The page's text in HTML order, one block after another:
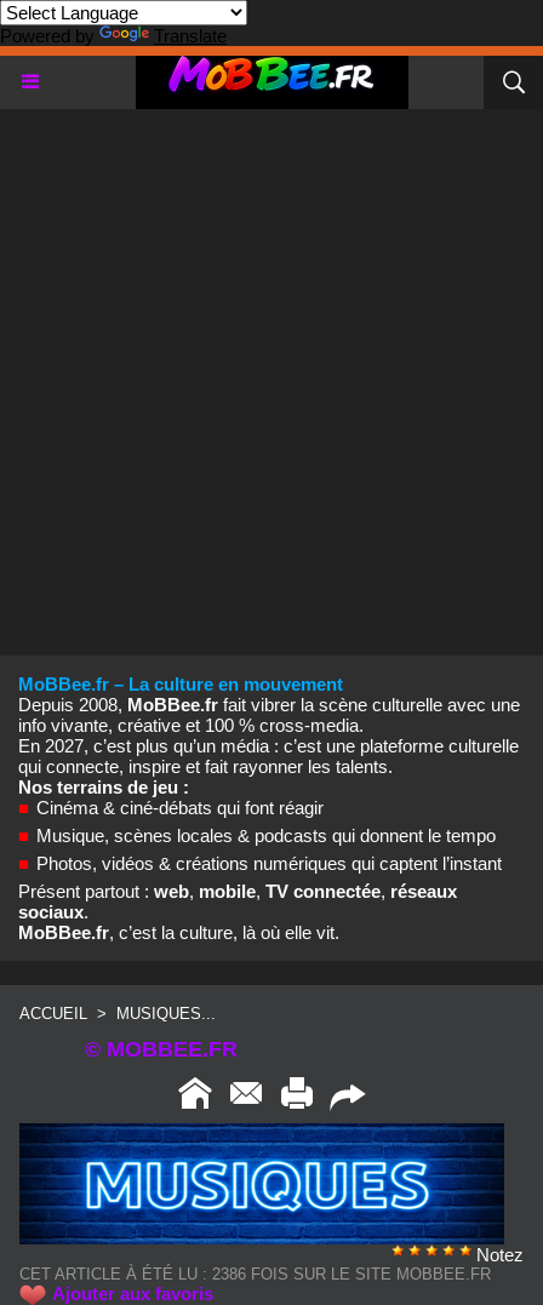
Powered by Translate
MoBBee.fr – La culture en mouvement
Depuis 2008, MoBBee.fr fait vibrer la scène culturelle avec une
info vivante, créative et 100 % cross‑media.
En 2027, c’est plus qu’un média : c’est une plateforme culturelle
qui connecte, inspire et fait rayonner les talents.
Nos terrains de jeu :
■ Cinéma & ciné‑débats qui font réagir
■ Musique, scènes locales & podcasts qui donnent le tempo
■ Photos, vidéos & créations numériques qui captent l’instant
Présent partout : web, mobile, TV connectée, réseaux
sociaux.
MoBBee.fr, c’est la culture, là où elle vit.
ACCUEIL > MUSIQUES...
© MOBBEE.FR
Notez
CET ARTICLE À ÉTÉ LU : 2386 FOIS SUR LE SITE MOBBEE.FR
Ajouter aux favoris